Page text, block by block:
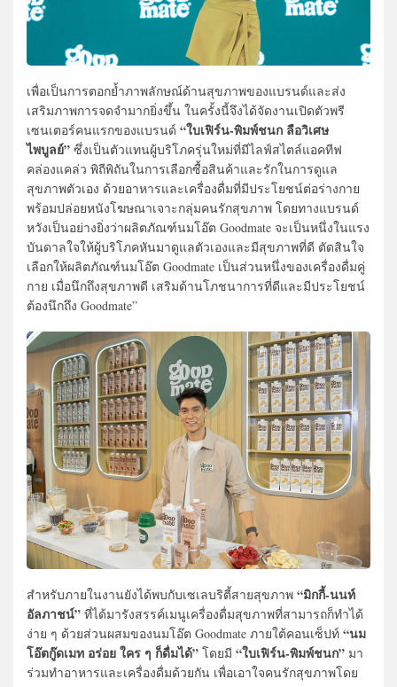
เพื่อเป็นการตอกย้ำภาพลักษณ์ด้านสุขภาพของแบรนด์และส่ง
เสริมภาพการจดจำมากยิ่งขึ้น ในครั้งนี้จึงได้จัดงานเปิดตัวพรี
เซนเตอร์คนแรกของแบรนด์ “ใบเฟิร์น-พิมพ์ชนก ลือวิเศษ
ไพบูลย์” ซึ่งเป็นตัวแทนผู้บริโภครุ่นใหม่ที่มีไลฟ์สไตล์แอคทีฟ
คล่องแคล่ว พิถีพิถันในการเลือกซื้อสินค้าและรักในการดูแล
สุขภาพตัวเอง ด้วยอาหารและเครื่องดื่มที่มีประโยชน์ต่อร่างกาย
พร้อมปล่อยหนังโฆษณาเจาะกลุ่มคนรักสุขภาพ โดยทางแบรนด์
หวังเป็นอย่างยิ่งว่าผลิตภัณฑ์นมโอ๊ต Goodmate จะเป็นหนึ่งในแรง
บันดาลใจให้ผู้บริโภคหันมาดูแลตัวเองและมีสุขภาพที่ดี ตัดสินใจ
เลือกให้ผลิตภัณฑ์นมโอ๊ต Goodmate เป็นส่วนหนึ่งของเครื่องดื่มคู่
กาย เมื่อนึกถึงสุขภาพดี เสริมด้านโภชนาการที่ดีและมีประโยชน์
ต้องนึกถึง Goodmate”
สำหรับภายในงานยังได้พบกับเซเลบริตี้สายสุขภาพ “มิกกี้-นนท์
อัลภาชน์” ที่ได้มารังสรรค์เมนูเครื่องดื่มสุขภาพที่สามารถก็ทำได้
ง่าย ๆ ด้วยส่วนผสมของนมโอ๊ต Goodmate ภายใต้คอนเซ็ปท์ “นม
โอ๊ตกู๊ดเมท อร่อย ใคร ๆ ก็ดื่มได้” โดยมี “ใบเฟิร์น-พิมพ์ชนก” มา
ร่วมทำอาหารและเครื่องดื่มด้วยกัน เพื่อเอาใจคนรักสุขภาพโดย